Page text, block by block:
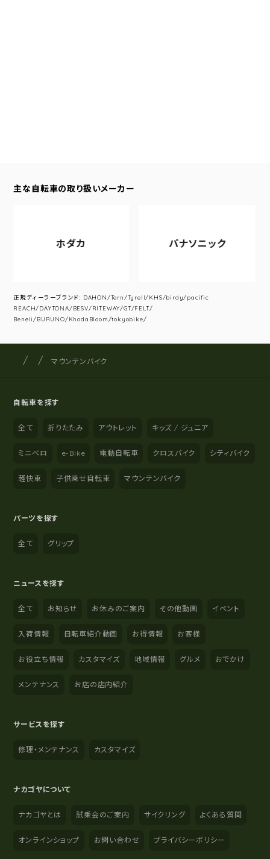
主な自転車の取り扱いメーカー
ホダカ パナソニック
正規ディーラーブランド: DAHON/Tern/Tyrell/KHS/birdy/pacific
REACH/DAYTONA/BESV/RITEWAY/GT/FELT/
Beneli/BURUNO/KhodaBloom/tokyobike/
サイト内の現在地
サイクルショップナカゴヤ
マウンテンバイク
自転車を探す
全て 折りたたみ アウトレット キッズ / ジュニア
ミニベロ e-Bike 電動自転車 クロスバイク シティバイク
軽快車 子供乗せ自転車 マウンテンバイク
パーツを探す
全て グリップ
ニュースを探す
全て お知らせ お休みのご案内 その他動画 イベント
入荷情報 自転車紹介動画 お得情報 お客様
お役立ち情報 カスタマイズ 地域情報 グルメ おでかけ
メンテナンス お店の店内紹介
サービスを探す
修理・メンテナンス カスタマイズ
ナカゴヤについて
ナカゴヤとは 試乗会のご案内 サイクリング よくある質問
オンラインショップ お問い合わせ プライバシーポリシー